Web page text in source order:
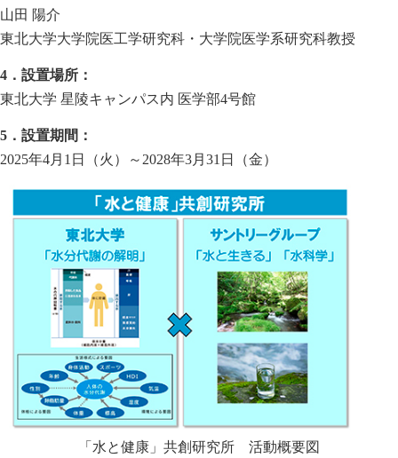
山田 陽介
東北大学大学院医工学研究科・大学院医学系研究科教授
4．設置場所：
東北大学 星陵キャンパス内 医学部4号館
5．設置期間：
2025年4月1日（火）～2028年3月31日（金）
「水と健康」共創研究所 活動概要図